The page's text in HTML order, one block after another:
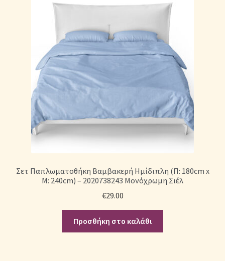
Σετ Παπλωματοθήκη Βαμβακερή Ημίδιπλη (Π: 180cm x
Μ: 240cm) – 2020738243 Μονόχρωμη Σιέλ
€29.00
Προσθήκη στο καλάθι